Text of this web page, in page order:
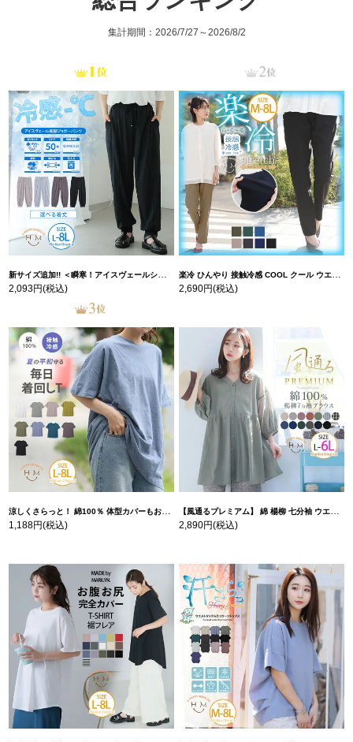
集計期間：2026/7/27～2026/8/2
新サイズ追加!! ＜瞬寒！アイスヴェールシリーズ＞ 美脚 ジョガーパンツ 【ウェストゴム】 【ストレッチ】 | 大きいサイズの通販ならハッピーマリリン
2,093円(税込)
楽冷 ひんやり 接触冷感 COOL クール ウエストゴム 楽ちん ストレッチ 美脚 レギパン 【ストレッチ】 | 大きいサイズの通販ならハッピーマリリン
2,690円(税込)
涼しくさらっと！ 綿100％ 体型カバーもお洒落も叶える 風合いコットン ゆるシルエット ドルマン | 大きいサイズの通販ならハッピーマリリン
1,188円(税込)
【風通るプレミアム】 綿 楊柳 七分袖 ウエストギャザー ブラウス | 大きいサイズの通販ならハッピーマリリン
2,890円(税込)